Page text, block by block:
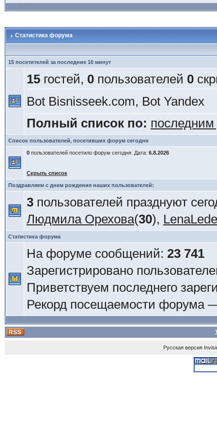
Статистика форума
15 посетителей за последние 10 минут
15гостей, 0пользователей 0
Bot Bisnisseek.com, Bot Yandex
Полный список по:
Список пользователей, посетивших форум сегодня
0пользователей посетило форум сегодня. Дата: 6.8.2026
Скрыть список
Поздравляем с днем рождения наших пользователей:
3пользователей празднуют
Людмила Орехова(30), LenaLede
Статистика форума
На форуме сообщений: 23 741
Зарегистрировано
Приветствуем последнего
Рекорд посещаемости форума
Русская версия